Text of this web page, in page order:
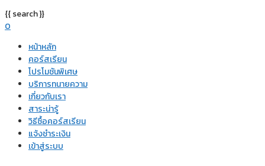
{{ search }}
0
หน้าหลัก
คอร์สเรียน
โปรโมชันพิเศษ
บริการทนายความ
เกี่ยวกับเรา
สาระน่ารู้
วิธีซื้อคอร์สเรียน
แจ้งชำระเงิน
เข้าสู่ระบบ